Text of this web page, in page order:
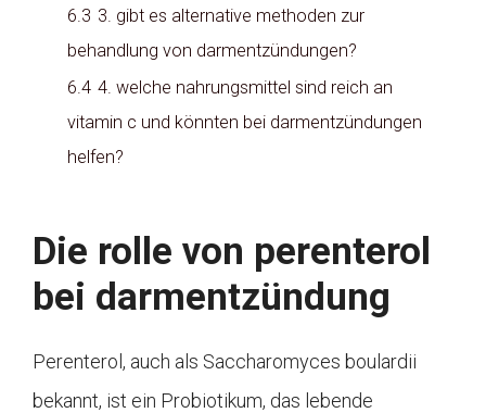
6.3 3. gibt es alternative methoden zur
behandlung von darmentzündungen?
6.4 4. welche nahrungsmittel sind reich an
vitamin c und könnten bei darmentzündungen
helfen?
Die rolle von perenterol
bei darmentzündung
Perenterol, auch als Saccharomyces boulardii
bekannt, ist ein Probiotikum, das lebende